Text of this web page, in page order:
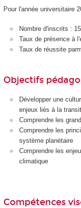
Pour l'année universitaire
Nombre d'inscrits :
Taux de présence à
Taux de réussite
Objectifs
Développer une
enjeux liés à la
Comprendre les
Comprendre les
système planétaire
Comprendre les
climatique
Compétences